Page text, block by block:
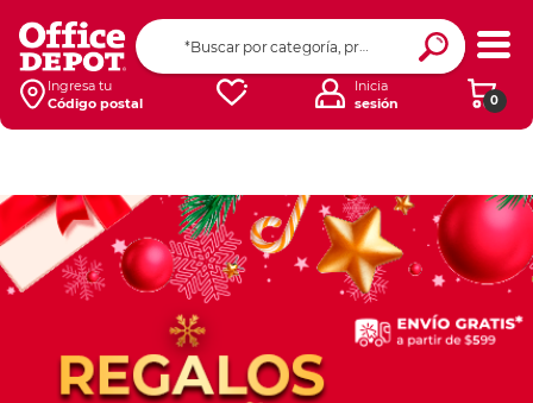
Ingresa tu
Código postal
0
Inicia
sesión